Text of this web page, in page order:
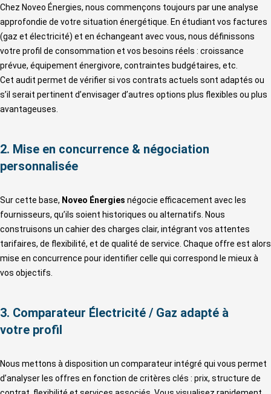
Chez Noveo Énergies, nous commençons toujours par une analyse
approfondie de votre situation énergétique. En étudiant vos factures
(gaz et électricité) et en échangeant avec vous, nous définissons
votre profil de consommation et vos besoins réels : croissance
prévue, équipement énergivore, contraintes budgétaires, etc.
Cet audit permet de vérifier si vos contrats actuels sont adaptés ou
s’il serait pertinent d’envisager d’autres options plus flexibles ou plus
avantageuses.
2. Mise en concurrence & négociation
personnalisée
Sur cette base, Noveo Énergies négocie efficacement avec les
fournisseurs, qu’ils soient historiques ou alternatifs. Nous
construisons un cahier des charges clair, intégrant vos attentes
tarifaires, de flexibilité, et de qualité de service. Chaque offre est alors
mise en concurrence pour identifier celle qui correspond le mieux à
vos objectifs.
3. Comparateur Électricité / Gaz adapté à
votre profil
Nous mettons à disposition un comparateur intégré qui vous permet
d’analyser les offres en fonction de critères clés : prix, structure de